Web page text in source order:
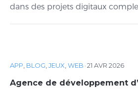
dans des projets digitaux
APP BLOG JEUX WEB ·21 AVR 2026
Agence de développement